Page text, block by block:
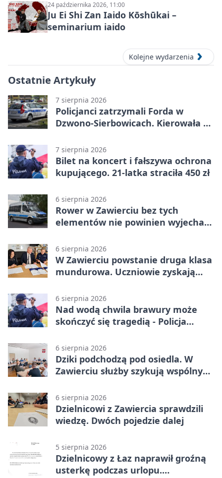
24 października 2026, 11:00
Ju Ei Shi Zan Iaido Kōshūkai –
seminarium iaido
Kolejne wydarzenia
Ostatnie Artykuły
7 sierpnia 2026
Policjanci zatrzymali Forda w
Dzwono-Sierbowicach. Kierowała po
7 sierpnia 2026
Bilet na koncert i fałszywa ochrona
kupującego. 21-latka straciła 450 zł
6 sierpnia 2026
Rower w Zawierciu bez tych
elementów nie powinien wyjechać
6 sierpnia 2026
W Zawierciu powstanie druga klasa
mundurowa. Uczniowie zyskają
6 sierpnia 2026
Nad wodą chwila brawury może
skończyć się tragedią - Policja
6 sierpnia 2026
Dziki podchodzą pod osiedla. W
Zawierciu służby szykują wspólny
6 sierpnia 2026
Dzielnicowi z Zawiercia sprawdzili
wiedzę. Dwóch pojedzie dalej
5 sierpnia 2026
Dzielnicowy z Łaz naprawił groźną
usterkę podczas urlopu.